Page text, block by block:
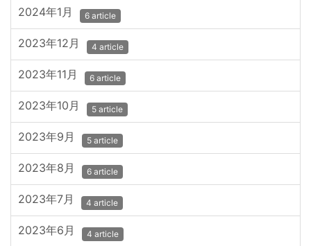
2024年1月 6 article
2023年12月 4 article
2023年11月 6 article
2023年10月 5 article
2023年9月 5 article
2023年8月 6 article
2023年7月 4 article
2023年6月 4 article